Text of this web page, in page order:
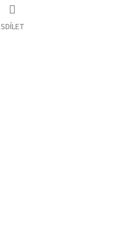
SDÍLET